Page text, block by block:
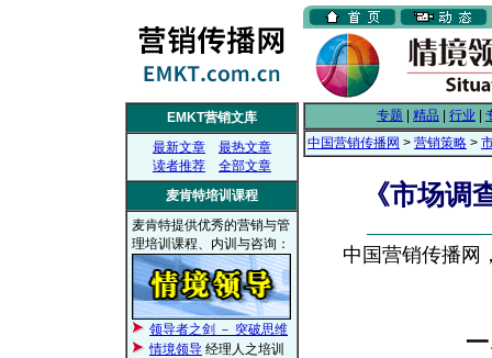
EMKT营销文库
最新文章
最热文章
读者推荐
全部文章
麦肯特培训课程
麦肯特提供优秀的营销与管
理培训课程、内训与咨询：
领导者之剑 － 突破思维
情境领导 经理人之培训
专题 精品 行业
中国营销传播网 > 营销策略 >
《市场调
中国营销传播网